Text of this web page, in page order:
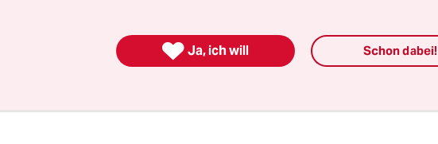
 Ja, ich will Schon dabei!